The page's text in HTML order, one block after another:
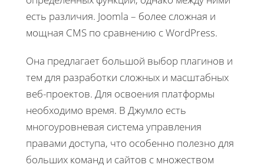
есть различия. Joomla – более сложная и
мощная CMS по сравнению с WordPress.
Она предлагает большой выбор плагинов и
тем для разработки сложных и масштабных
веб-проектов. Для освоения платформы
необходимо время. В Джумло есть
многоуровневая система управления
правами доступа, что особенно полезно для
больших команд и сайтов с множеством